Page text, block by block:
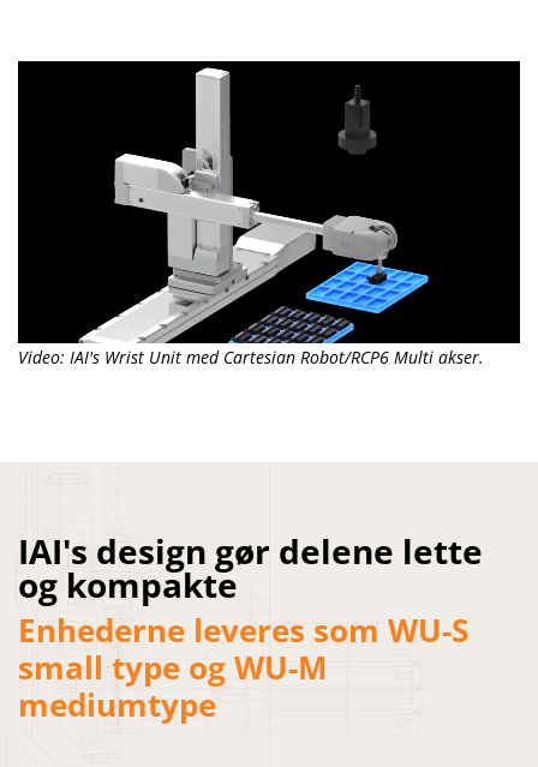
Video: IAI's Wrist Unit med Cartesian Robot/RCP6 Multi akser.
IAI's design gør delene lette
og kompakte
Enhederne leveres som WU-S
small type og WU-M
mediumtype